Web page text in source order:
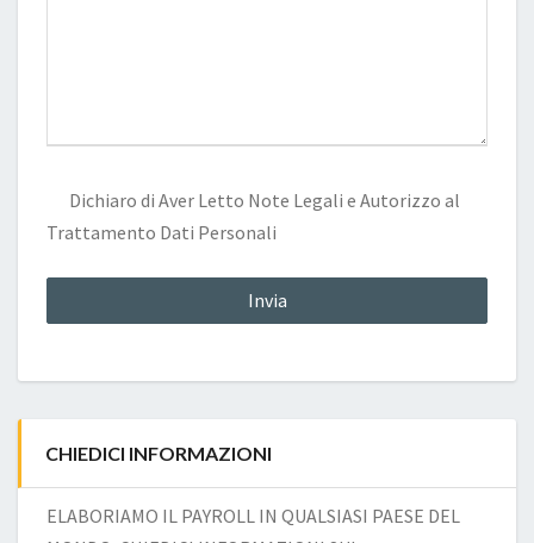
Dichiaro di Aver Letto Note Legali e Autorizzo al
Trattamento Dati Personali
CHIEDICI INFORMAZIONI
ELABORIAMO IL PAYROLL IN QUALSIASI PAESE DEL